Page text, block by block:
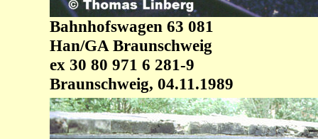
Bahnhofswagen 63 081
Han/GA Braunschweig
ex 30 80 971 6 281-9
Braunschweig, 04.11.1989